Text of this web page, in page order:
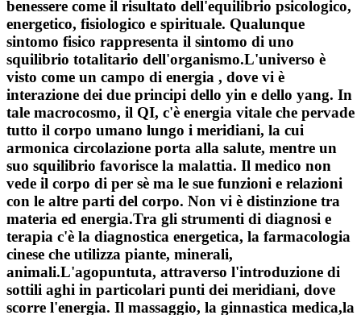
benessere come il risultato dell'equilibrio psicologico,
energetico, fisiologico e spirituale. Qualunque
sintomo fisico rappresenta il sintomo di uno
squilibrio totalitario dell'organismo.L'universo è
visto come un campo di energia , dove vi è
interazione dei due principi dello yin e dello yang. In
tale macrocosmo, il QI, c'è energia vitale che pervade
tutto il corpo umano lungo i meridiani, la cui
armonica circolazione porta alla salute, mentre un
suo squilibrio favorisce la malattia. Il medico non
vede il corpo di per sè ma le sue funzioni e relazioni
con le altre parti del corpo. Non vi è distinzione tra
materia ed energia.Tra gli strumenti di diagnosi e
terapia c'è la diagnostica energetica, la farmacologia
cinese che utilizza piante, minerali,
animali.L'agopuntuta, attraverso l'introduzione di
sottili aghi in particolari punti dei meridiani, dove
scorre l'energia. Il massaggio, la ginnastica medica,la